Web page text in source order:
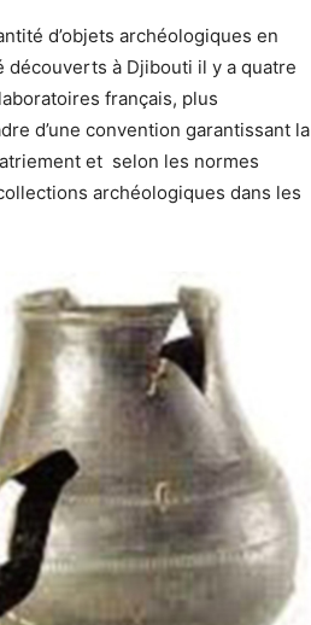
d’objets archéologiques en
découverts à Djibouti il y a quatre
français, plus
d’une convention garantissant la
et selon les normes
archéologiques dans les